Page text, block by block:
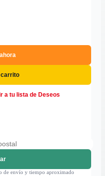
a tu lista de Deseos
de envío y tiempo aproximado